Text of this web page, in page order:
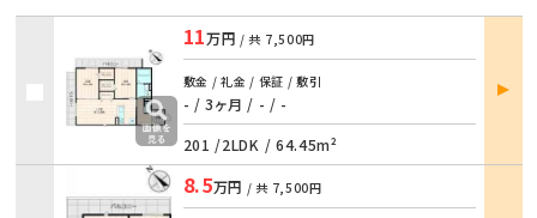
11万円 / 共 7,500円
敷金 / 礼金 / 保証 / 敷引
- / 3ヶ月 / - / -
201 /2LDK / 64.45m²
部屋
詳細
8.5万円 / 共 7,500円